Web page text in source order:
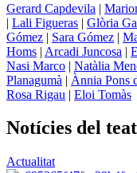
Gerard Capdevila |
| Lali Figueras | Glòria
Gómez | Sara Gómez |
Homs | Arcadi Juncosa |
Nasi Marco | Natàlia
Planagumà | Ànnia Pons
Rosa Rigau | Eloi Tomàs
Notícies del
Actualitat